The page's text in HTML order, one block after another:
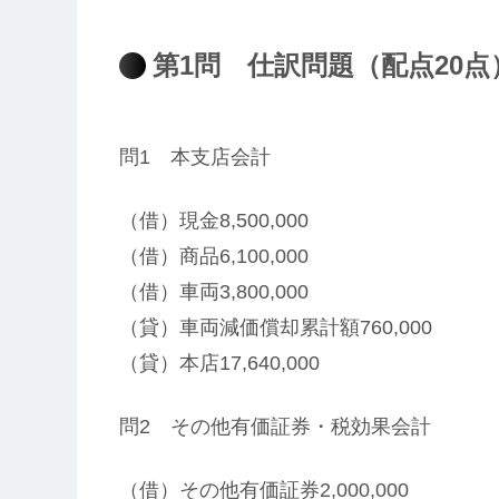
第1問 仕訳問題（配点20点
問1 本支店会計
（借）現金8,500,000
（借）商品6,100,000
（借）車両3,800,000
（貸）車両減価償却累計額760,000
（貸）本店17,640,000
問2 その他有価証券・税効果会計
（借）その他有価証券2,000,000